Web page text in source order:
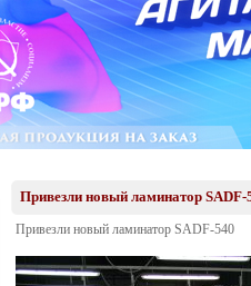
Привезли новый ламинатор SADF-
Привезли новый ламинатор SADF-540